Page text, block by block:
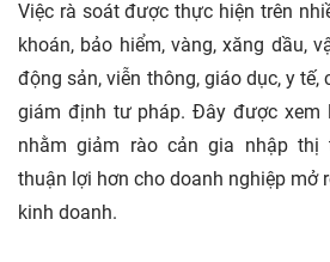
Việc rà soát được thực hiện trên
khoán, bảo hiểm, vàng, xăng dầu,
động sản, viễn thông, giáo dục, y
giám định tư pháp. Đây được xem
nhằm giảm rào cản gia nhập thị
thuận lợi hơn cho doanh nghiệp mở
kinh doanh.